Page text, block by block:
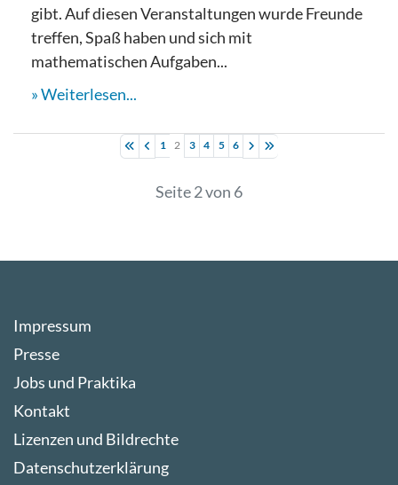
gibt. Auf diesen Veranstaltungen wurde Freunde
treffen, Spaß haben und sich mit
mathematischen Aufgaben...
Weiterlesen...
1 2 3 4 5 6
Seite 2 von 6
Impressum
Presse
Jobs und Praktika
Kontakt
Lizenzen und Bildrechte
Datenschutzerklärung